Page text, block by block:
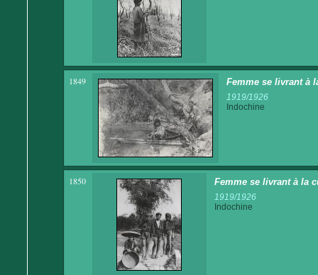
1849 Femme se livrant à
1919/1926
Indochine
1850 Femme se livrant à la
1919/1926
Indochine